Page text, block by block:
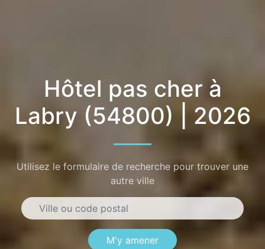
Hôtel pas cher à
Labry (54800) | 2026
Utilisez le formulaire de recherche pour trouver une
autre ville
M'y amener